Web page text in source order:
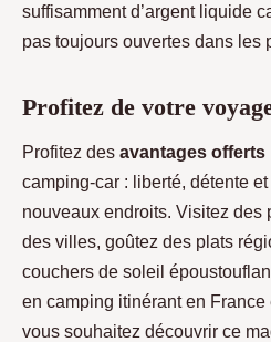
suffisamment d’argent liquide
pas toujours ouvertes dans les
Profitez de votre
Profitez des avantages offerts
camping-car : liberté, détente
nouveaux endroits. Visitez des
des villes, goûtez des plats
couchers de soleil
en camping itinérant en
vous souhaitez découvrir ce